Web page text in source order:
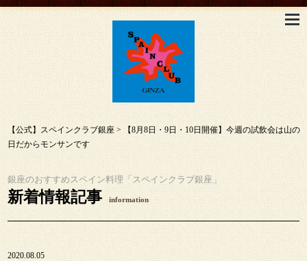
【公式】スペインクラブ銀座 >
【8月8日・9日・10日開催】今週の試飲会は山の
日だからモンサンです
銀座のおすすめスペイン料理「スペインクラブ銀座」
新着情報記事 information
2020.08.05